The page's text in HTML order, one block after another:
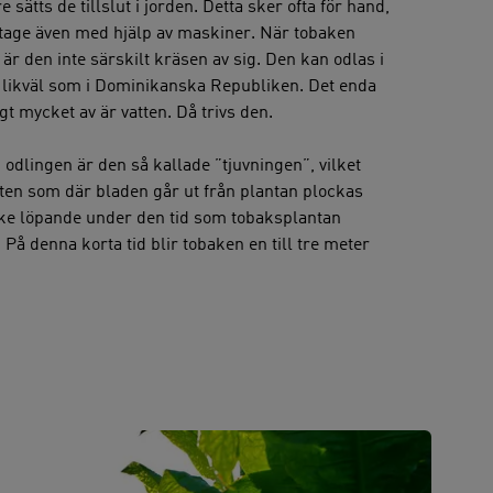
sätts de tillslut i jorden. Detta sker ofta för hand,
även med hjälp av maskiner. När tobaken
den inte särskilt kräsen av sig. Den kan odlas i
som i Dominikanska Republiken. Det enda
mycket av är vatten. Då trivs den.
är den så kallade ”tjuvningen”, vilket
som där bladen går ut från plantan plockas
löpande under den tid som tobaksplantan
denna korta tid blir tobaken en till tre meter